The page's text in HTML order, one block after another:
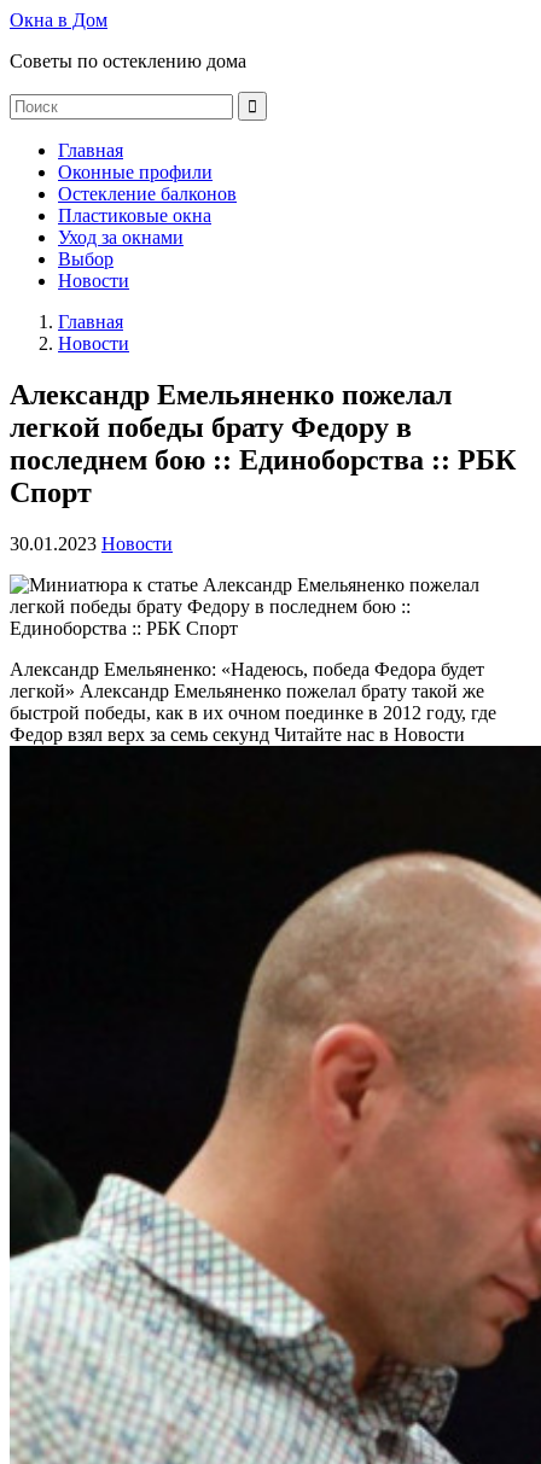
Окна в Дом
Советы по остеклению дома
Главная
Оконные профили
Остекление балконов
Пластиковые окна
Уход за окнами
Выбор
Новости
Главная
Новости
Александр Емельяненко пожелал
легкой победы брату Федору в
последнем бою :: Единоборства :: РБК
Спорт
30.01.2023 Новости
Александр Емельяненко: «Надеюсь, победа Федора будет
легкой» Александр Емельяненко пожелал брату такой же
быстрой победы, как в их очном поединке в 2012 году, где
Федор взял верх за семь секунд Читайте нас в Новости